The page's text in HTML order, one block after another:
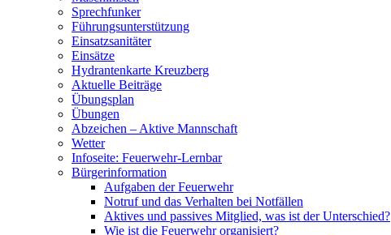
Sprechfunker
Führungsunterstützung
Einsatzsanitäter
Einsätze
Hydrantenkarte Kreuzberg
Aktuelle Beiträge
Übungsplan
Übungen
Abzeichen – Aktive Mannschaft
Wetter
Infoseite: Feuerwehr-Lernbar
Bürgerinformation
Aufgaben der Feuerwehr
Notruf und das Verhalten bei Notfällen
Aktives und passives Mitglied, was ist der Unterschied?
Wie ist die Feuerwehr organisiert?